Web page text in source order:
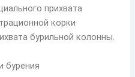
прихвата
корки
бурильной колонны.
бурения